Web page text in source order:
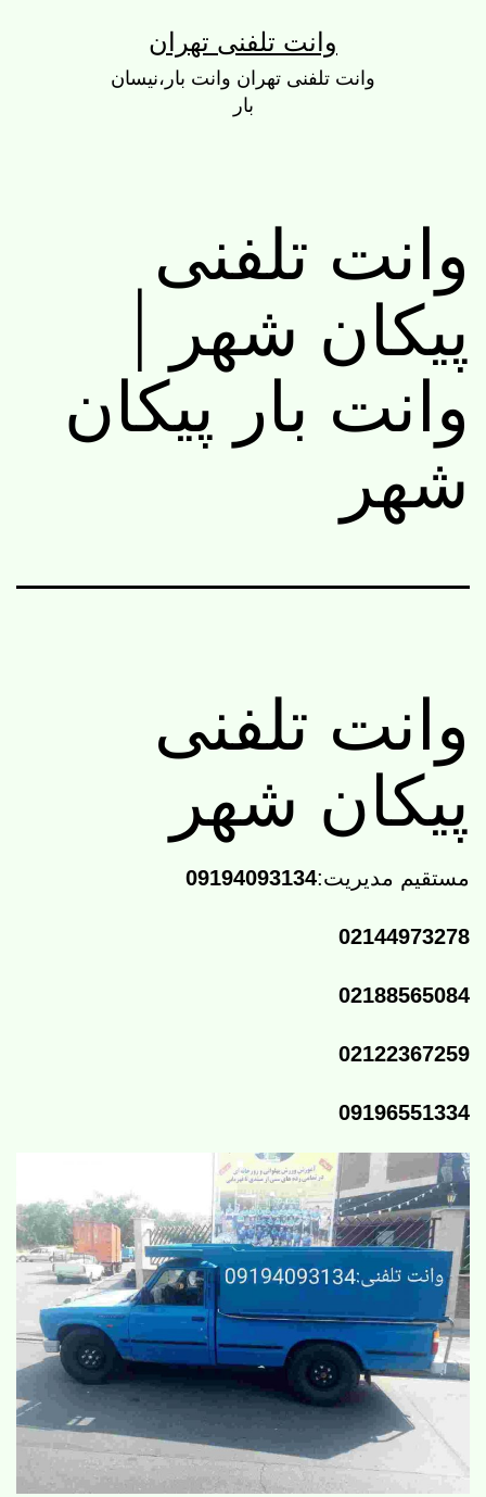
وانت تلفنی تهران
وانت تلفنی تهران وانت بار،نیسان
بار
وانت تلفنی
پیکان شهر |
وانت بار پیکان
شهر
وانت تلفنی
پیکان شهر
مستقیم مدیریت:09194093134
02144973278
02188565084
02122367259
09196551334